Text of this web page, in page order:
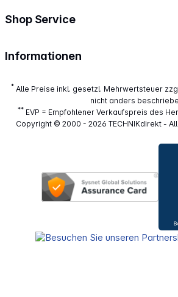
Shop Service
Informationen
* Alle Preise inkl. gesetzl. Mehrwertsteuer
nicht anders
**EVP = Empfohlener Verkaufspreis des
Copyright © 2000 - 2026 TECHNIKdirekt -